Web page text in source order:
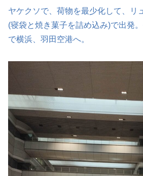
ヤケクソで、荷物を最少化して、リ
(寝袋と焼き菓子を詰め込み)で出発
で横浜、羽田空港へ。